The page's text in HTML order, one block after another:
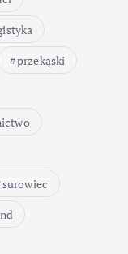
przekąski
surowiec